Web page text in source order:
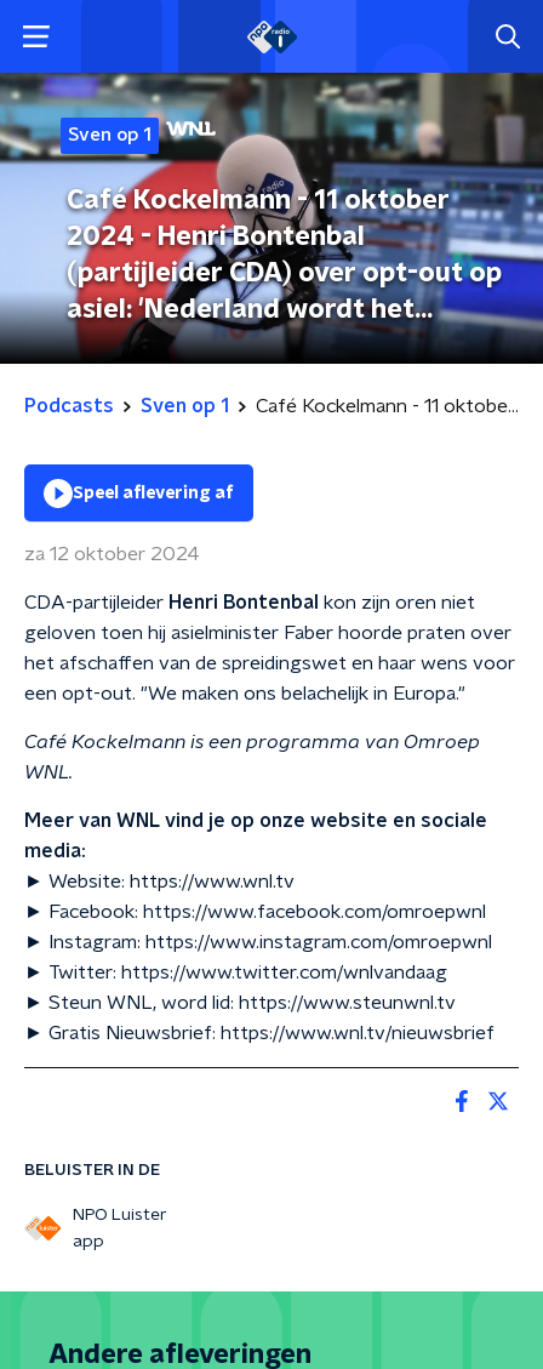
Sven op 1
Café Kockelmann - 11 oktober
2024 - Henri Bontenbal
(partijleider CDA) over opt-out op
asiel: 'Nederland wordt het
lachertje van Europa'
Podcasts Sven op 1 Café Kockelmann - 11 oktober 2024 - Henri Bontenbal (partijleider CDA) over opt-out op asiel: 'Nederland wordt het lachertje van Europa'
BELUISTER IN DE
NPO Luister
app
Speel aflevering af
za 12 oktober 2024
CDA-partijleider Henri Bontenbal
kon zijn oren niet
geloven toen hij asielminister Faber hoorde praten over
het afschaffen van de spreidingswet en haar wens voor
een opt-out. "We maken ons belachelijk in Europa."
Café Kockelmann is een programma van Omroep
WNL.
Meer van WNL vind je op onze website en sociale
media:
► Website: https://www.wnl.tv
► Facebook: https://www.facebook.com/omroepwnl
► Instagram: https://www.instagram.com/omroepwnl
► Twitter: https://www.twitter.com/wnlvandaag
► Steun WNL, word lid: https://www.steunwnl.tv
► Gratis Nieuwsbrief: https://www.wnl.tv/nieuwsbrief
Andere afleveringen